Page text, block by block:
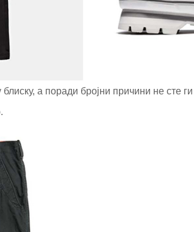
а поради бројни причини не сте ги